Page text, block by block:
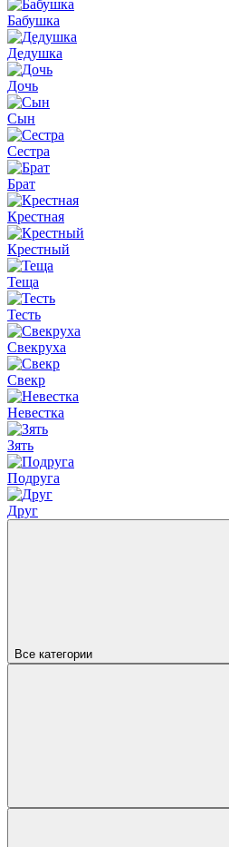
Бабушка
Дедушка
Дочь
Сын
Сестра
Брат
Крестная
Крестный
Теща
Тесть
Свекруха
Свекр
Невестка
Зять
Подруга
Друг
Все категории